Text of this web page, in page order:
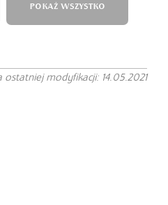
POKAŻ WSZYSTKO
ostatniej modyfikacji: 14.05.2021